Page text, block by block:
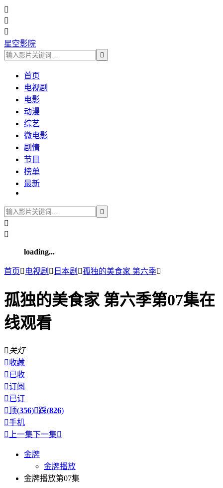



星空影院

首页
电视剧
电影
动漫
综艺
微电影
剧情
节目
榜单
最新



loading...
首页 电视剧  日本剧 孤独的美食家 第六季
孤独的美食家 第六季第07集在
线观看
 关灯
收藏
已收
订阅
已订
顶(356)踩(826)
手机
 上一集下一集
金牌
金牌播放
金牌播放第07集